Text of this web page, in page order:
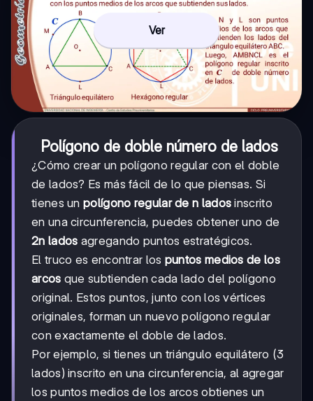
Ver
Polígono de doble número de lados
¿Cómo crear un polígono regular con el doble
de lados? Es más fácil de lo que piensas. Si
tienes un polígono regular de n lados inscrito
en una circunferencia, puedes obtener uno de
2n lados agregando puntos estratégicos.
El truco es encontrar los puntos medios de los
arcos que subtienden cada lado del polígono
original. Estos puntos, junto con los vértices
originales, forman un nuevo polígono regular
con exactamente el doble de lados.
Por ejemplo, si tienes un triángulo equilátero (3
lados) inscrito en una circunferencia, al agregar
los puntos medios de los arcos obtienes un